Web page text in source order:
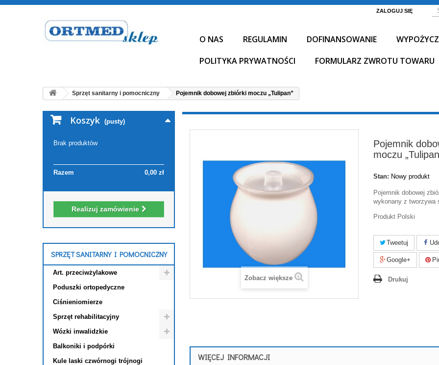
ZALOGUJ SIĘ
O NAS REGULAMIN DOFINANSOWANIE
POLITYKA PRYWATNOŚCI
FORMULARZ ZWROTU TOWARU
Sprzęt sanitarny i pomocniczny Pojemnik dobowej zbiórki moczu „Tulipan”
Koszyk (pusty)
Brak produktów
0,00 zł
Razem
Realizuj zamówienie
SPRZĘT SANITARNY I POMOCNICZNY
Art. przeciwżylakowe
Poduszki ortopedyczne
Ciśnieniomierze
Sprzęt rehabilitacyjny
Wózki inwalidzkie
Balkoniki i podpórki
Kule laski czwórnogi trójnogi
Zobacz większe
Pojemnik
moczu
Stan: Nowy produkt
Pojemnik dobowej
wykonany z tworzywa
Produkt Polski
Tweetuj
Google+
Drukuj
WIĘCEJ INFORMACJI